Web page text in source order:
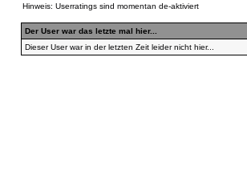
Hinweis: Userratings sind momentan de-aktiviert
Der User war das letzte mal hier...
Dieser User war in der letzten Zeit leider nicht hier...